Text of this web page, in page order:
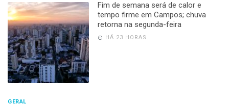
Fim de semana será de calor e
tempo firme em Campos; chuva
retorna na segunda-feira
HÁ 23 HORAS
GERAL